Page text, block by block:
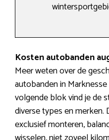
Kosten autobanden
Meer weten over de
autobanden in
volgende blok vind je de
diverse types en merken.
exclusief monteren,